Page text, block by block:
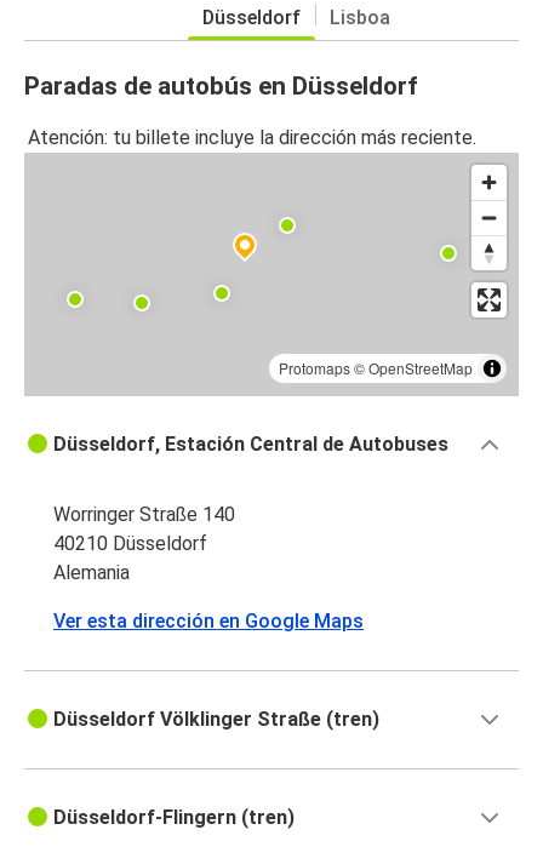
Düsseldorf Lisboa
Paradas de autobús en Düsseldorf
Atención: tu billete incluye la dirección más reciente.
Protomaps©OpenStreetMap
Düsseldorf, Estación Central de Autobuses
Worringer Straße 140
40210 Düsseldorf
Alemania
Ver esta dirección en Google Maps
Düsseldorf Völklinger Straße (tren)
Düsseldorf-Flingern (tren)